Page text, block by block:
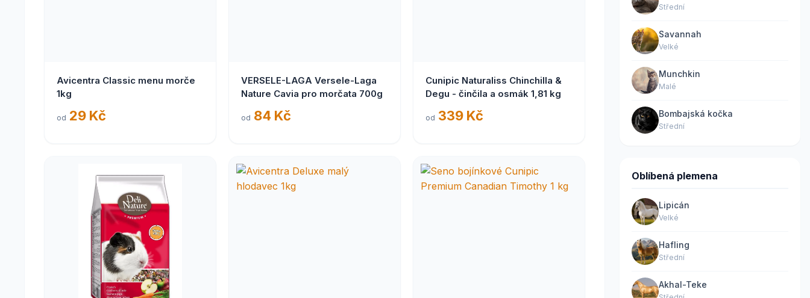
Avicentra Classic menu morče
1kg
od 29 Kč
VERSELE-LAGA Versele-Laga
Nature Cavia pro morčata 700g
od 84 Kč
Cunipic Naturaliss Chinchilla &
Degu - činčila a osmák 1,81 kg
od 339 Kč
Střední
Savannah
Velké
Munchkin
Malé
Bombajská kočka
Střední
Oblíbená plemena
Lipicán
Velké
Hafling
Střední
Akhal-Teke